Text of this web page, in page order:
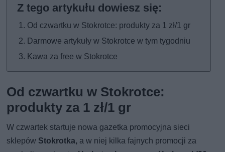
Od czwartku w Stokrotce: produkty za 1 zł/1 gr
Darmowe artykuły w Stokrotce w tym tygodniu
Kawa za free w Stokrotce
Od czwartku w Stokrotce:
produkty za 1 zł/1 gr
W czwartek startuje nowa gazetka promocyjna sieci
sklepów Stokrotka, a w niej kilka fajnych promocji za